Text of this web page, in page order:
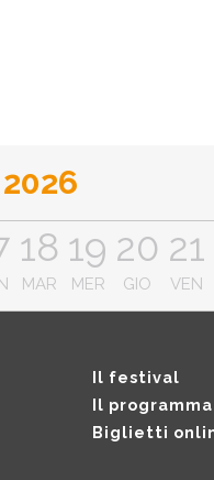
18
MAR
19
MER
20
GIO
21
VEN
Il festival
Il programma
Biglietti